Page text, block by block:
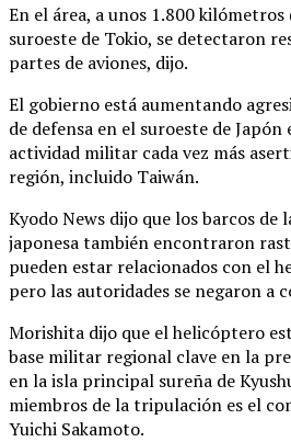
En el área, a unos 1.800
suroeste de Tokio, se detectaron
partes de aviones, dijo.
El gobierno está aumentando
de defensa en el suroeste de Japón
actividad militar cada vez más
región, incluido Taiwán.
Kyodo News dijo que los barcos de
japonesa también encontraron
pueden estar relacionados con el
pero las autoridades se negaron a
Morishita dijo que el helicóptero
base militar regional clave en la
en la isla principal sureña de
miembros de la tripulación es el
Yuichi Sakamoto.